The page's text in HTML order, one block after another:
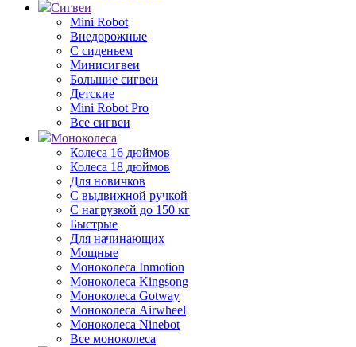
Сигвеи
Mini Robot
Внедорожные
С сиденьем
Минисигвеи
Большие сигвеи
Детские
Mini Robot Pro
Все сигвеи
Моноколеса
Колеса 16 дюймов
Колеса 18 дюймов
Для новичков
С выдвижной ручкой
С нагрузкой до 150 кг
Быстрые
Для начинающих
Мощные
Моноколеса Inmotion
Моноколеса Kingsong
Моноколеса Gotway
Моноколеса Airwheel
Моноколеса Ninebot
Все моноколеса